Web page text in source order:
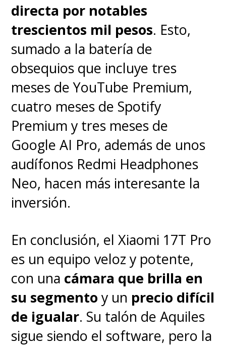
directa por notables
trescientos mil pesos. Esto,
sumado a la batería de
obsequios que incluye tres
meses de YouTube Premium,
cuatro meses de Spotify
Premium y tres meses de
Google AI Pro, además de unos
audífonos Redmi Headphones
Neo, hacen más interesante la
inversión.
En conclusión, el Xiaomi 17T Pro
es un equipo veloz y potente,
con una cámara que brilla en
su segmento y un precio difícil
de igualar. Su talón de Aquiles
sigue siendo el software, pero la